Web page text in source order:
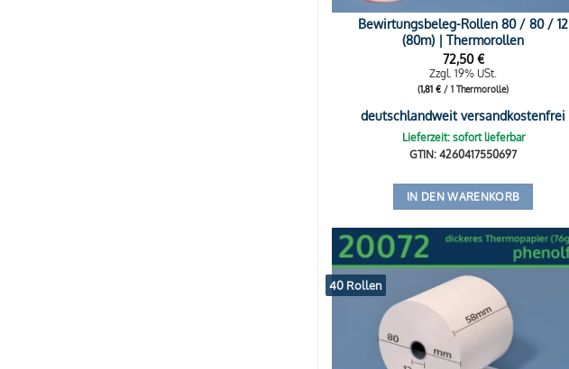
Bewirtungsbeleg-Rollen 80 / 80 / 12
(80m) | Thermorollen
72,50€
Zzgl. 19% USt.
(1,81€ / 1 Thermorolle)
deutschlandweit versandkostenfrei
Lieferzeit: sofort lieferbar
GTIN: 4260417550697
IN DEN WARENKORB
40 Rollen